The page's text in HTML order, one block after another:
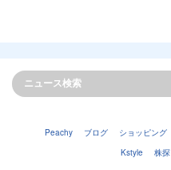
Peachy ブログ ショッピング
Kstyle
株探